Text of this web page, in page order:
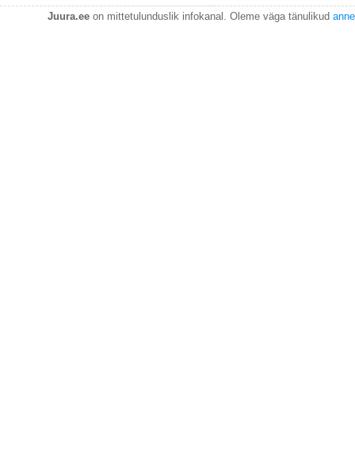
Juura.eeon mittetulunduslik infokanal. Oleme väga tänulikud